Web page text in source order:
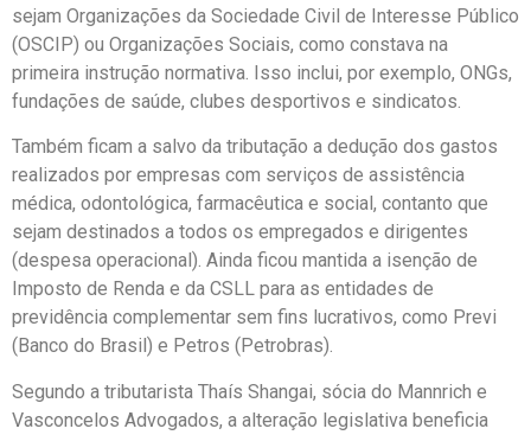
sejam Organizações da Sociedade Civil de Interesse Público
(OSCIP) ou Organizações Sociais, como constava na
primeira instrução normativa. Isso inclui, por exemplo, ONGs,
fundações de saúde, clubes desportivos e sindicatos.
Também ficam a salvo da tributação a dedução dos gastos
realizados por empresas com serviços de assistência
médica, odontológica, farmacêutica e social, contanto que
sejam destinados a todos os empregados e dirigentes
(despesa operacional). Ainda ficou mantida a isenção de
Imposto de Renda e da CSLL para as entidades de
previdência complementar sem fins lucrativos, como Previ
(Banco do Brasil) e Petros (Petrobras).
Segundo a tributarista Thaís Shangai, sócia do Mannrich e
Vasconcelos Advogados, a alteração legislativa beneficia